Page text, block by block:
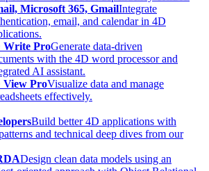
Microsoft 365, GmailIntegrate
email, and calendar in 4D
Write ProGenerate data-driven
with the 4D word processor and
AI assistant.
View ProVisualize data and manage
effectively.
Build better 4D applications with
and technical deep dives from our
Design clean data models using an